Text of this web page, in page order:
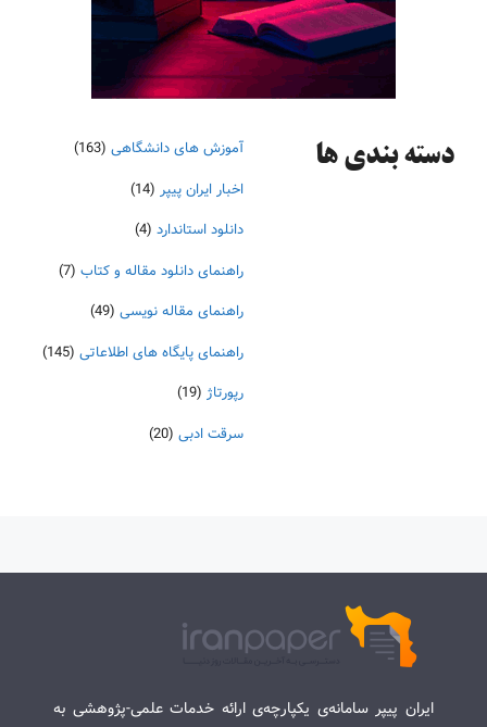
دسته‌ بندی ها آموزش های دانشگاهی (163)
اخبار ایران پیپر (14)
دانلود استاندارد (4)
راهنمای دانلود مقاله و کتاب (7)
راهنمای مقاله نویسی (49)
راهنمای پایگاه های اطلاعاتی (145)
رپورتاژ (19)
سرقت ادبی (20)
ایران پیپر سامانه‌ی یکپارچه‌ی ارائه خدمات علمی-پژوهشی به